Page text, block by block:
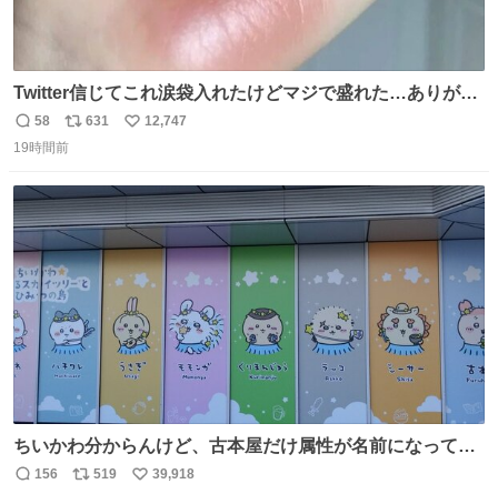
Twitter信じてこれ涙袋入れたけどマジで盛れた…ありがと
う…
返
信
58
リ
ポ
ト
数
631
い
数
12,747
19時間前
ちいかわ分からんけど、古本屋だけ属性が名前になってる
のはどういうこと？
156 519
39,918